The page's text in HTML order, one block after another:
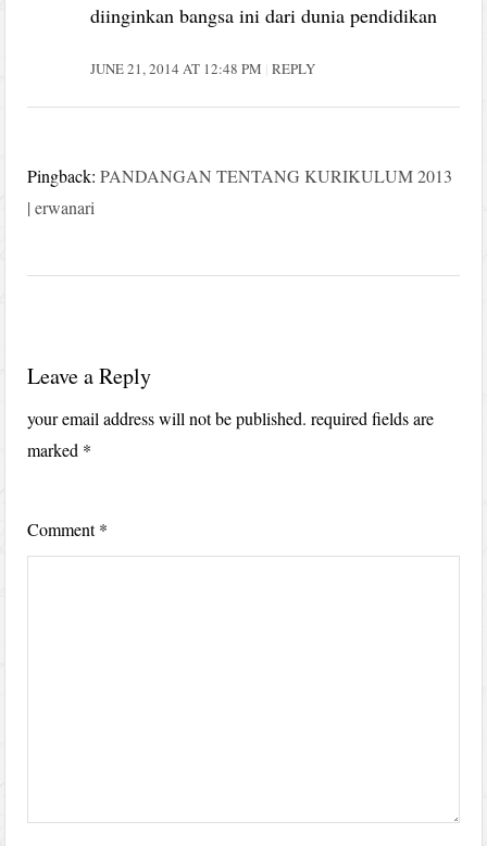
diinginkan bangsa ini dari dunia pendidikan
JUNE 21, 2014 AT 12:48 PM REPLY
Pingback:PANDANGAN TENTANG KURIKULUM 2013
| erwanari
Leave a Reply
your email address will not be published. required fields are
marked *
Comment*